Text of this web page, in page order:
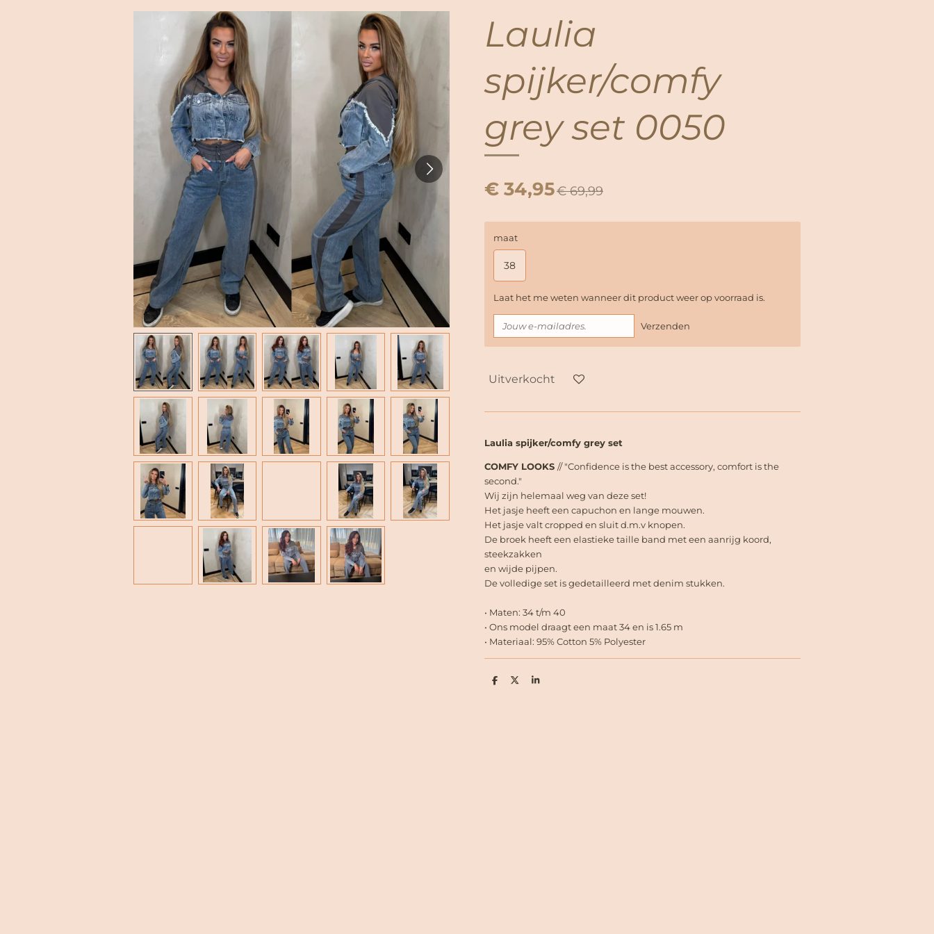
Laulia
spijker/comfy
grey set 0050
€ 34,95€ 69,99
maat
38
Laat het me weten wanneer dit product weer op voorraad is.
Verzenden
Uitverkocht
Laulia spijker/comfy grey set
COMFY LOOKS // "Confidence is the best accessory, comfort is the
second."
Wij zijn helemaal weg van deze set!
Het jasje heeft een capuchon en lange mouwen.
Het jasje valt cropped en sluit d.m.v knopen.
De broek heeft een elastieke taille band met een aanrijg koord,
steekzakken
en wijde pijpen.
De volledige set is gedetailleerd met denim stukken.
• Maten: 34 t/m 40
• Ons model draagt een maat 34 en is 1.65 m
• Materiaal: 95% Cotton 5% Polyester
D
D
S